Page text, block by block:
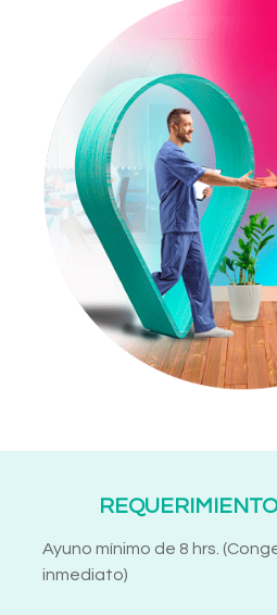
Ayuno mínimo de 8 hrs.
inmediato)